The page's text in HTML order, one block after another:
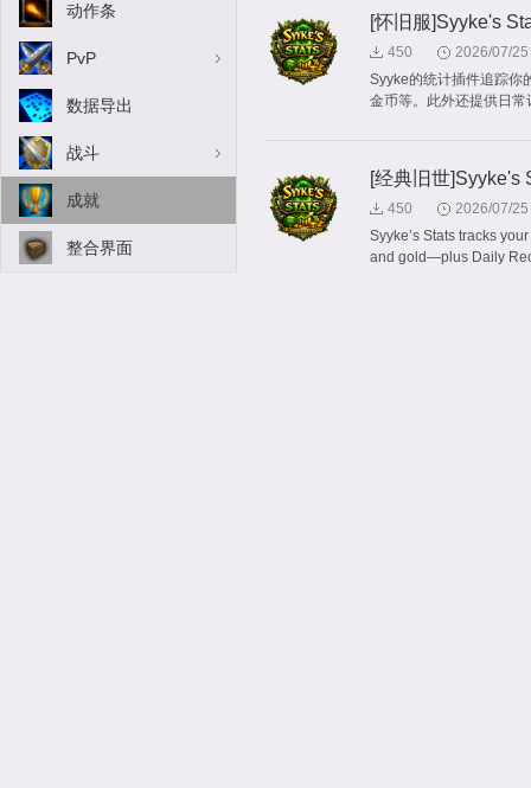
动作条
PvP
数据导出
战斗
成就
整合界面
[怀旧服]Syyke's
450
2026/07/25
Syyke的统计插件追踪你
金币等。此外还提供日
[经典旧世]Syyke's
450
2026/07/25
Syyke’s Stats tracks
and gold—plus Daily